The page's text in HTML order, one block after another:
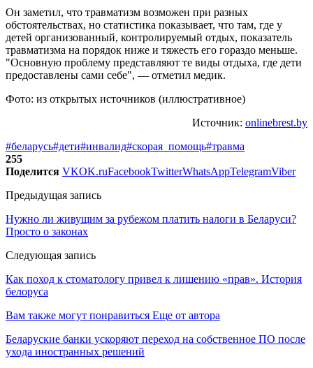
Он заметил, что травматизм возможен при разных
обстоятельствах, но статистика показывает, что там, где у
детей организованный, контролируемый отдых, показатель
травматизма на порядок ниже и тяжесть его гораздо меньше.
"Основную проблему представляют те виды отдыха, где дети
предоставлены сами себе", — отметил медик.
Фото: из открытых источников (иллюстративное)
Источник: onlinebrest.by
#беларусь#дети#инвалид#скорая_помощь#травма
255
Поделится VKOK.ruFacebookTwitterWhatsAppTelegramViber
Предыдущая запись
Нужно ли живущим за рубежом платить налоги в Беларуси?
Просто о законах
Следующая запись
Как поход к стоматологу привел к лишению «прав». История
белоруса
Вам также могут понравиться Еще от автора
Беларуские банки ускоряют переход на собственное ПО после
ухода иностранных решений